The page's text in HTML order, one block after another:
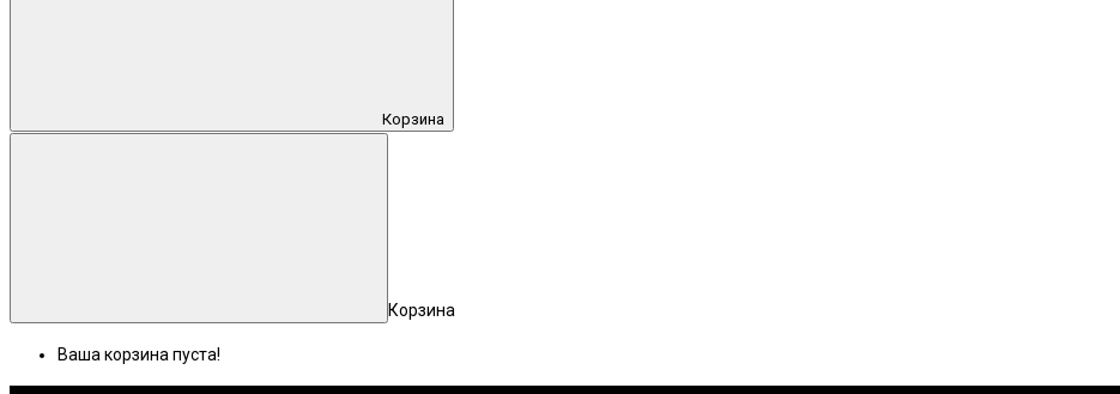
Корзина
Корзина
Ваша корзина пуста!